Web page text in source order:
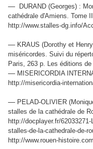
—
DURAND (Georges) :
cathédrale d'Amiens. Tome
http://www.stalles-dg.info/
— KRAUS (Dorothy et
miséricordes. Suivi du
Paris, 263 p. Les éditions de
— MISERICORDIA
http://misericordia-
— PELAD-OLIVIER
stalles de la cathédrale de
http://docplayer.fr/
stalles-de-la-cathedrale-de-
http://www.rouen-